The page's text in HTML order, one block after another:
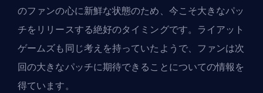
のファンの心に新鮮な状態のため、今こそ大きなパッ
チをリリースする絶好のタイミングです。 ライアット
ゲームズも同じ考えを持っていたようで、ファンは次
回の大きなパッチに期待できることについての情報を
得ています。